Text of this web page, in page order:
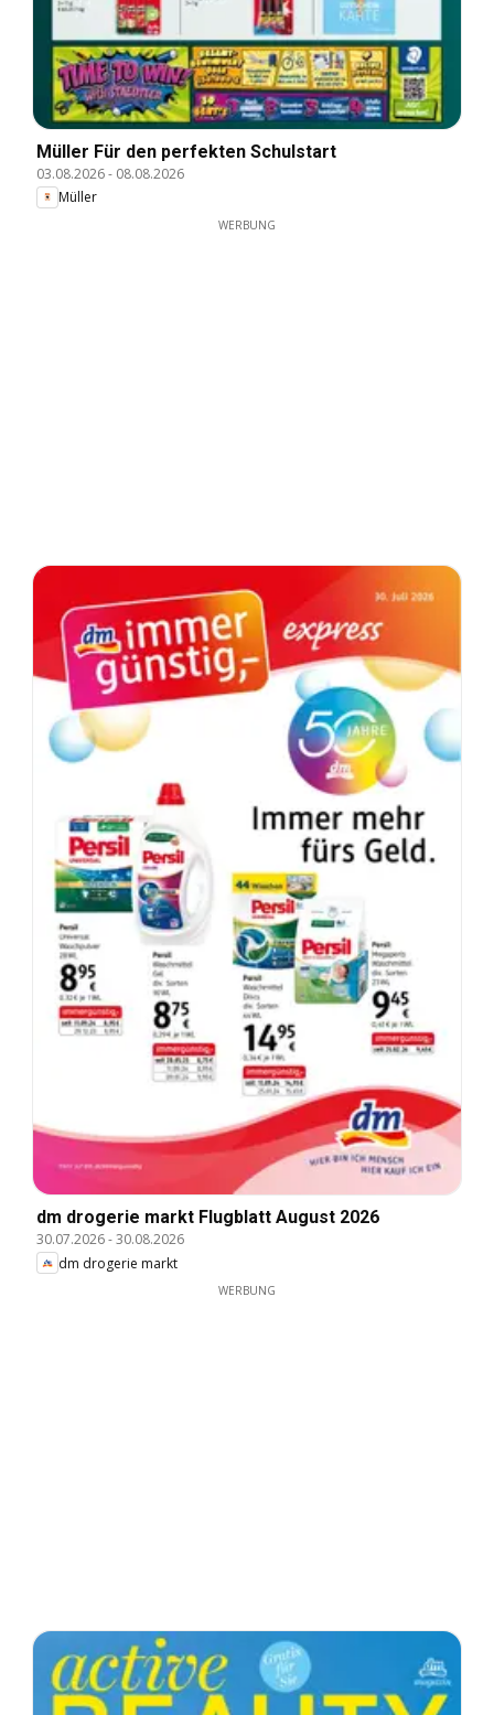
Müller Für den perfekten Schulstart
03.08.2026- 08.08.2026
Müller
WERBUNG
dm drogerie markt Flugblatt August 2026
30.07.2026-30.08.2026
dm drogerie markt
WERBUNG